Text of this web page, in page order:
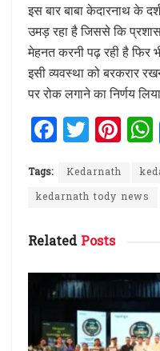
इस बार बाबा केदारनाथ के
उमड़ रहा है जिससे कि
मेहनत करनी पढ़ रही है फिर
इसी व्यवस्था को बरकरार
पर रोक लगाने का निर्णय
F
a
ce
b
o
o
k
T
w
it
te
r
Pi
n
te
re
Tags: Kedarnath
kedarnath tody news
RelatedPosts